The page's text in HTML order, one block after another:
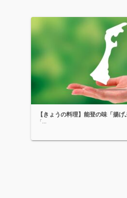
【きょうの料理】能登の味「揚
「...